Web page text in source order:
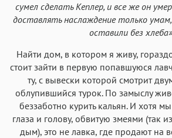
сумел сделать Кеплер, и все же он
доставлять наслаждение только
оставили без
Найти дом, в котором я живу,
стоит зайти в первую попавшуюся
ту, с вывески которой смотрит
облупившийся турок. По замыслу
беззаботно курить кальян. И хотя
глаза и голову, обвитую змеями (так
дым), это не лавка, где продают на